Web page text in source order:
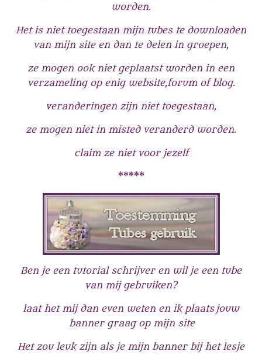
worden.
Het is niet toegestaan mijn tubes te downloaden
van mijn site en dan te delen in groepen,
ze mogen ook niet geplaatst worden in een
verzameling op enig website,forum of blog.
veranderingen zijn niet toegestaan,
ze mogen niet in misted veranderd worden.
claim ze niet voor jezelf
*****
Ben je een tutorial schrijver en wil je een tube
van mij gebruiken?
laat het mij dan even weten en ik plaats jouw
banner graag op mijn site
Het zou leuk zijn als je mijn banner bij het lesje